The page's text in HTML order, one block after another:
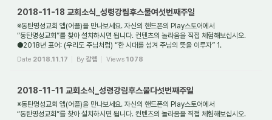
2018-11-18 교회소식_성령강림후스물여섯번째주일
※동탄명성교회 앱(어플)을 만나보세요. 자신의 핸드폰의 Play스토어에서
“동탄명성교회”를 찾아 설치하시면 됩니다. 컨텐츠의 놀라움을 직접 체험해보십시오.
●2018년 표어: (우리도 주님처럼) “한 시대를 섬겨 주님의 뜻을 이루자” 1.
새가족환영: 동탄명성교...
Date 2018.11.17 By갈렙 Views 1078
2018-11-11 교회소식_성령강림후스물다섯번째주일
※동탄명성교회 앱(어플)을 만나보세요. 자신의 핸드폰의 Play스토어에서
“동탄명성교회”를 찾아 설치하시면 됩니다. 컨텐츠의 놀라움을 직접 체험해보십시오.